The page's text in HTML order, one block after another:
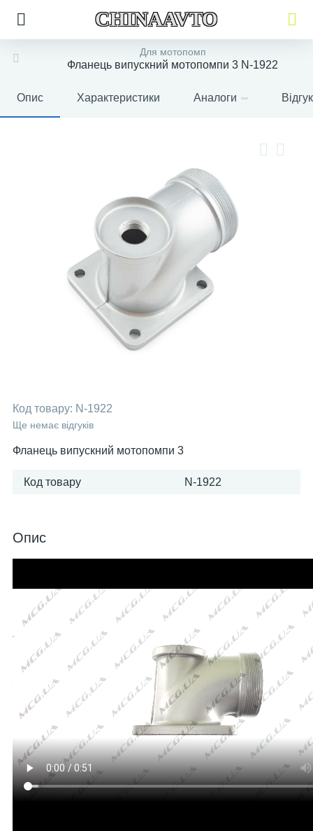
CHINAAVTO
Для мотопомп
Фланець випускний мотопомпи 3 N-1922
Опис Характеристики Аналоги
Код товару: N-1922
Ще немає відгуків
Фланець випускний мотопомпи 3
Код товару N-1922
Опис